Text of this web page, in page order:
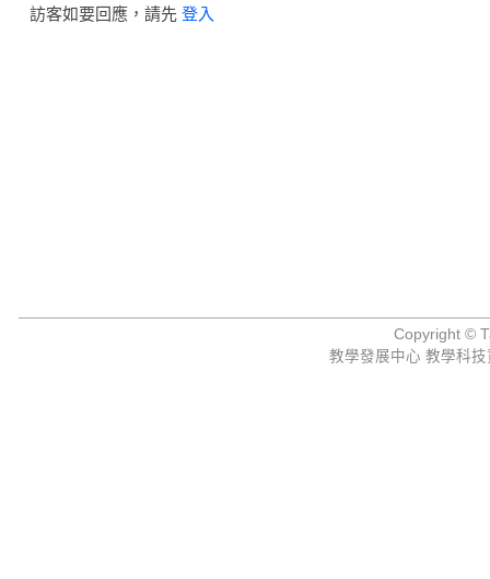
訪客如要回應，請先 登入
Copyright ©
教學發展中心 教學科